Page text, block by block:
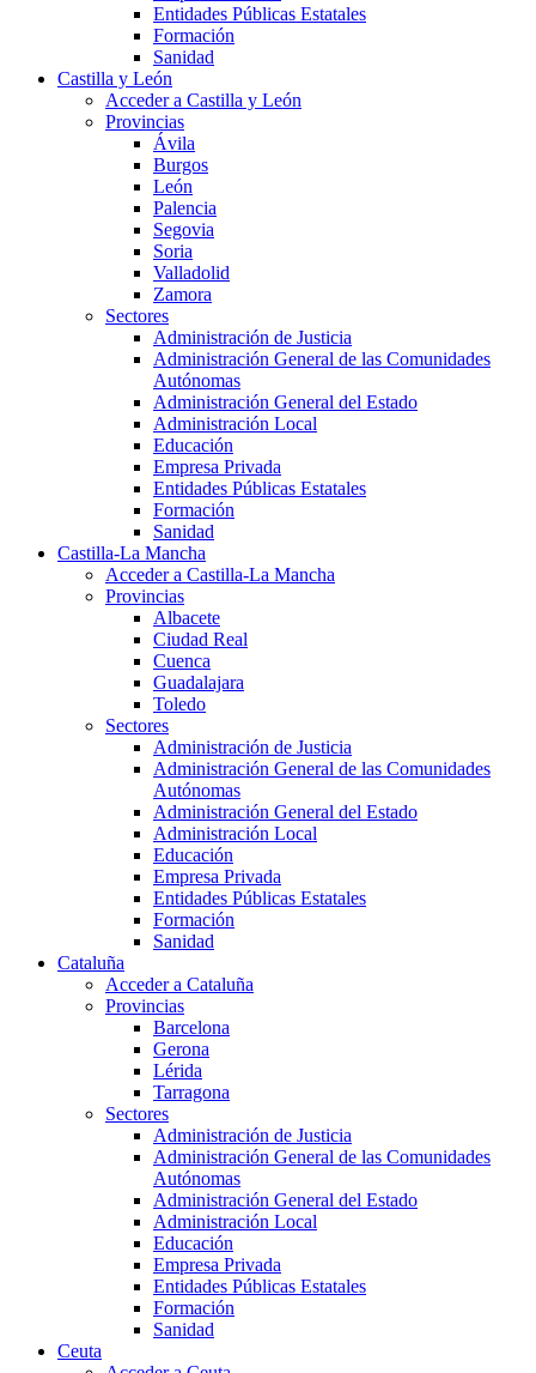
Entidades Públicas Estatales
Formación
Sanidad
Castilla y León
Acceder a Castilla y León
Provincias
Ávila
Burgos
León
Palencia
Segovia
Soria
Valladolid
Zamora
Sectores
Administración de Justicia
Administración General de las Comunidades
Autónomas
Administración General del Estado
Administración Local
Educación
Empresa Privada
Entidades Públicas Estatales
Formación
Sanidad
Castilla-La Mancha
Acceder a Castilla-La Mancha
Provincias
Albacete
Ciudad Real
Cuenca
Guadalajara
Toledo
Sectores
Administración de Justicia
Administración General de las Comunidades
Autónomas
Administración General del Estado
Administración Local
Educación
Empresa Privada
Entidades Públicas Estatales
Formación
Sanidad
Cataluña
Acceder a Cataluña
Provincias
Barcelona
Gerona
Lérida
Tarragona
Sectores
Administración de Justicia
Administración General de las Comunidades
Autónomas
Administración General del Estado
Administración Local
Educación
Empresa Privada
Entidades Públicas Estatales
Formación
Sanidad
Ceuta